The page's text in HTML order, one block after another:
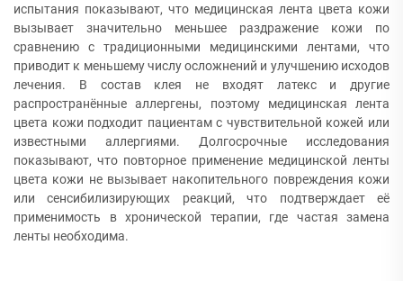
испытания показывают, что медицинская лента цвета кожи
вызывает значительно меньшее раздражение кожи по
сравнению с традиционными медицинскими лентами, что
приводит к меньшему числу осложнений и улучшению исходов
лечения. В состав клея не входят латекс и другие
распространённые аллергены, поэтому медицинская лента
цвета кожи подходит пациентам с чувствительной кожей или
известными аллергиями. Долгосрочные исследования
показывают, что повторное применение медицинской ленты
цвета кожи не вызывает накопительного повреждения кожи
или сенсибилизирующих реакций, что подтверждает её
применимость в хронической терапии, где частая замена
ленты необходима.